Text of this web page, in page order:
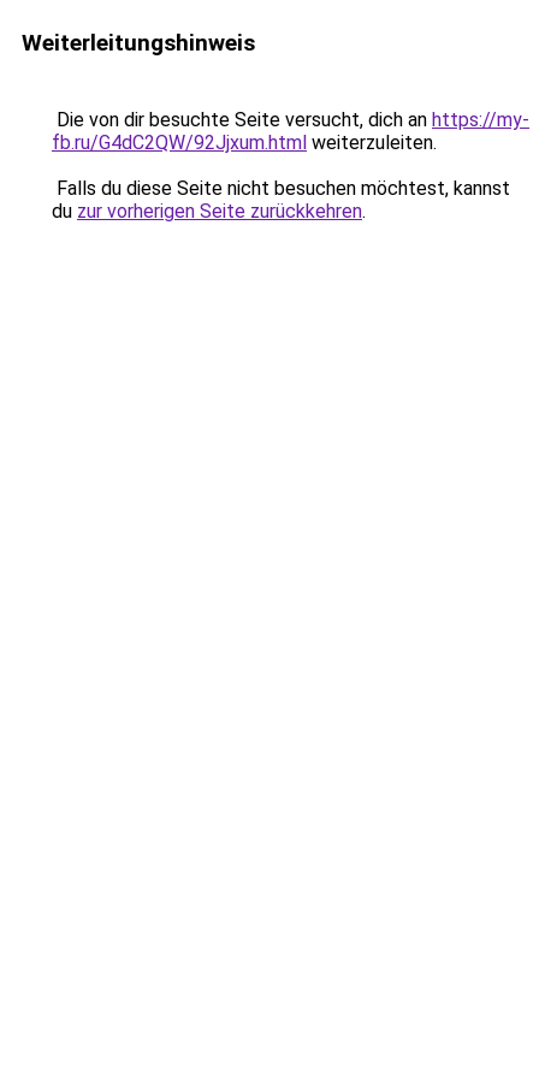
Weiterleitungshinweis
Die von dir besuchte Seite versucht, dich an https://my-
fb.ru/G4dC2QW/92Jjxum.html weiterzuleiten.
Falls du diese Seite nicht besuchen möchtest, kannst
du zur vorherigen Seite zurückkehren.